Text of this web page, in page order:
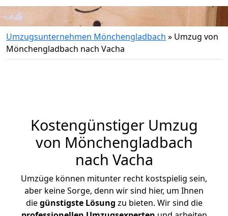
Umzugsunternehmen Mönchengladbach » Umzug von
Mönchengladbach nach Vacha
Kostengünstiger Umzug
von Mönchengladbach
nach Vacha
Umzüge können mitunter recht kostspielig sein,
aber keine Sorge, denn wir sind hier, um Ihnen
diegünstigste Lösung zu bieten. Wir sind die